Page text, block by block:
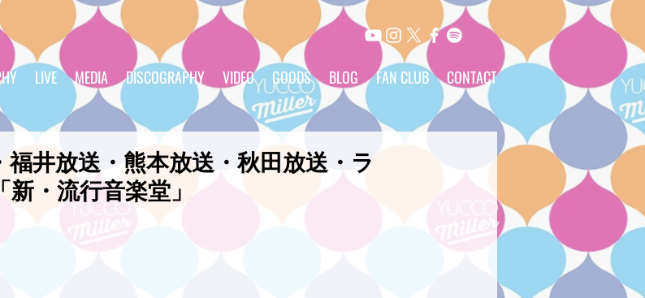
LIVE MEDIA DISCOGRAPHY VIDEO GOODS BLOG FAN CLUB CONTACT
井放送・熊本放送・秋田放送・ラ
・流行音楽堂」